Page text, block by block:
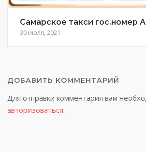
Самарское такси гос.номер
30 июля, 2021
ДОБАВИТЬ КОММЕНТАРИЙ
Для отправки комментария вам
авторизоваться.